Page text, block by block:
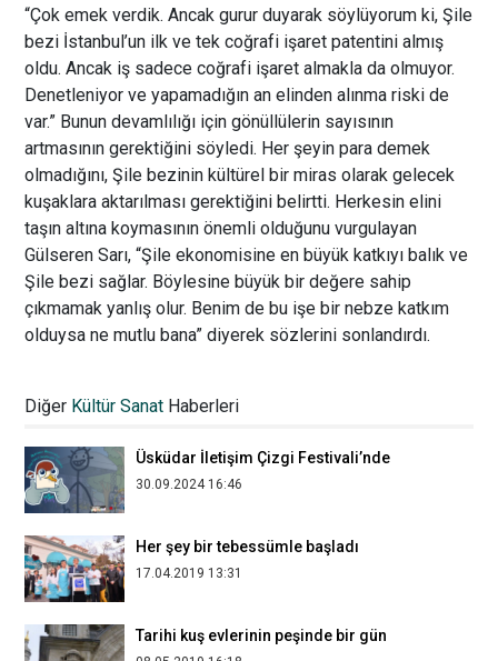
“Çok emek verdik. Ancak gurur duyarak söylüyorum ki, Şile
bezi İstanbul’un ilk ve tek coğrafi işaret patentini almış
oldu. Ancak iş sadece coğrafi işaret almakla da olmuyor.
Denetleniyor ve yapamadığın an elinden alınma riski de
var.” Bunun devamlılığı için gönüllülerin sayısının
artmasının gerektiğini söyledi. Her şeyin para demek
olmadığını, Şile bezinin kültürel bir miras olarak gelecek
kuşaklara aktarılması gerektiğini belirtti. Herkesin elini
taşın altına koymasının önemli olduğunu vurgulayan
Gülseren Sarı, “Şile ekonomisine en büyük katkıyı balık ve
Şile bezi sağlar. Böylesine büyük bir değere sahip
çıkmamak yanlış olur. Benim de bu işe bir nebze katkım
olduysa ne mutlu bana” diyerek sözlerini sonlandırdı.
Diğer Kültür Sanat Haberleri
açtı
Üsküdar İletişim Çizgi Festivali’nde
30.09.2024 16:46
Her şey bir tebessümle başladı
17.04.2019 13:31
Tarihi kuş evlerinin peşinde bir gün